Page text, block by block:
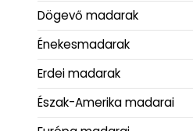
Dögevő madarak
Énekesmadarak
Erdei madarak
Észak-Amerika madarai